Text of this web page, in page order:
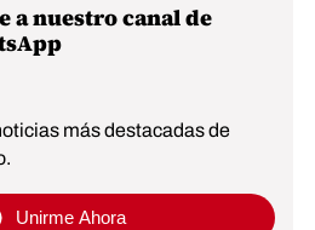
a nuestro canal de
más destacadas de
Unirme Ahora